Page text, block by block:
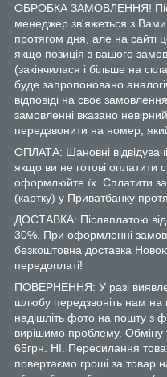
ОБРОБКА ЗАМОВЛЕННЯ!
менеджер зв'яжеться з
протягом дня, але на сайті
якщо позиція з вашого
(закінчилася і більше на
буде запропоновано
відповіді на своє
замовленні вказано
передзвонити на номер,
ОПЛАТА: Шановні
якщо ви не готові оплатити
оформлюйте їх. Сплатити
(картку) у Приватбанку
ДОСТАВКА: Післяплатою
30%. При оформленні
безкоштовна доставка
передоплаті!
ПОВЕРНЕННЯ: У разі
шлюбу передзвоніть нам на
надішліть фото на пошту з
вирішимо проблему.
65грн. НІ. Пересилання
повертаємо гроші за товар